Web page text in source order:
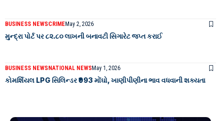
BUSINESS NEWSCRIME May 2, 2026
મુન્દ્રા પોર્ટ પર ૮૨.૮૦ લાખની બનાવટી સિગારેટ જપ્ત કરાઈ
BUSINESS NEWSNATIONAL NEWSMay 1, 2026
કોમર્શિયલ LPG સિલિન્ડર ₹993 મોંઘો, ખાણીપીણીના ભાવ વધવાની શક્યતા